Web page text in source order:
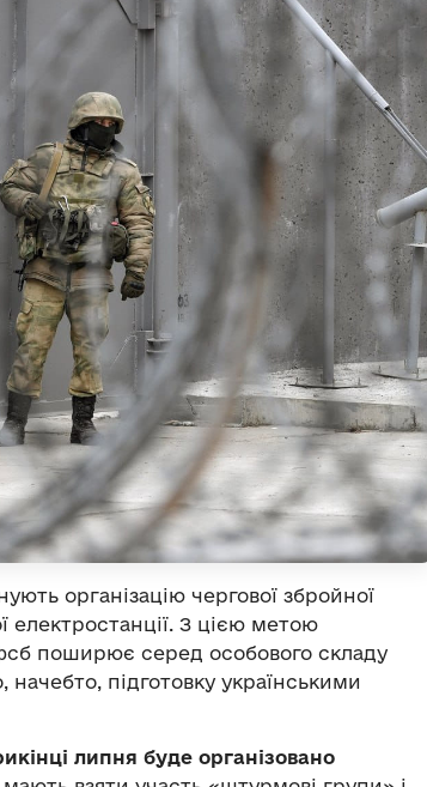
організацію чергової збройної
електростанції. З цією метою
поширює серед особового складу
підготовку українськими
липня буде організовано